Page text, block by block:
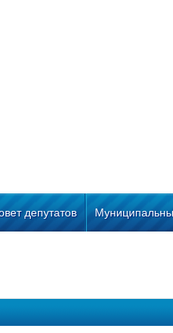
депутатов